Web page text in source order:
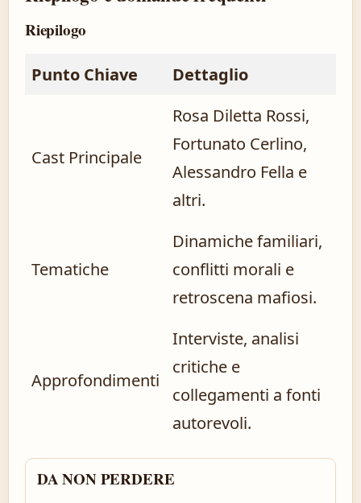
Riepilogo
Punto Chiave Dettaglio
Cast Principale
Rosa Diletta Rossi,
Fortunato Cerlino,
Alessandro Fella e
altri.
Tematiche
Dinamiche familiari,
conflitti morali e
retroscena mafiosi.
Approfondimenti
Interviste, analisi
critiche e
collegamenti a fonti
autorevoli.
DA NON PERDERE